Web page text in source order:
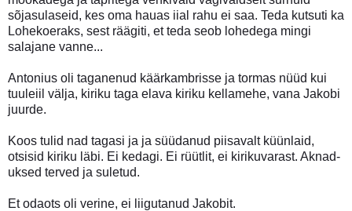
sõjasulaseid, kes oma hauas iial rahu ei saa. Teda kutsuti ka
Lohekoeraks, sest räägiti, et teda seob lohedega mingi
salajane vanne...
Antonius oli taganenud käärkambrisse ja tormas nüüd kui
tuuleiil välja, kiriku taga elava kiriku kellamehe, vana Jakobi
juurde.
Koos tulid nad tagasi ja ja süüdanud piisavalt küünlaid,
otsisid kiriku läbi. Ei kedagi. Ei rüütlit, ei kirikuvarast. Aknad-
uksed terved ja suletud.
Et odaots oli verine, ei liigutanud Jakobit.